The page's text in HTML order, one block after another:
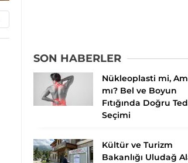
SON HABERLER
Nükleoplasti mi,
mı? Bel ve Boyun
Fıtığında Doğru
Seçimi
Kültür ve Turizm
Bakanlığı Uludağ